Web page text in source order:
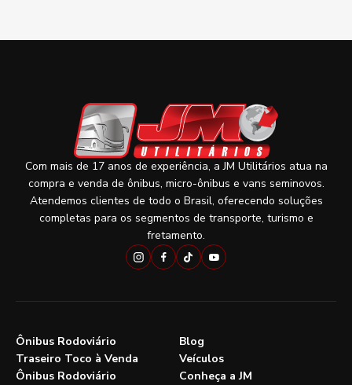
Com mais de 17 anos de experiência, a JM Utilitários atua na
compra e venda de ônibus, micro-ônibus e vans seminovos.
Atendemos clientes de todo o Brasil, oferecendo soluções
completas para os segmentos de transporte, turismo e
fretamento.
Ônibus Rodoviário
Traseiro Toco à Venda
Ônibus Rodoviário
Blog
Veículos
Conheça a JM